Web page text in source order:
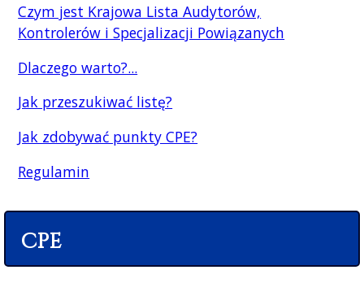
Czym jest Krajowa Lista Audytorów,
Kontrolerów i Specjalizacji Powiązanych
Dlaczego warto?...
Jak przeszukiwać listę?
Jak zdobywać punkty CPE?
Regulamin
CPE